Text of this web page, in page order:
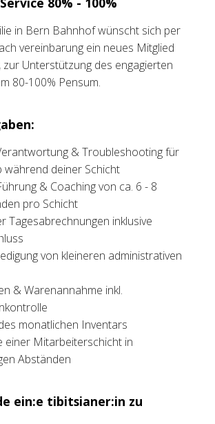
in Bern Bahnhof wünscht sich per
vereinbarung ein neues Mitglied
zur Unterstützung des engagierten
80-100% Pensum.
& Troubleshooting für
während deiner Schicht
& Coaching von ca. 6 - 8
pro Schicht
Tagesabrechnungen inklusive
von kleineren administrativen
& Warenannahme inkl.
monatlichen Inventars
einer Mitarbeiterschicht in
Abständen
ein:e tibitsianer:in zu